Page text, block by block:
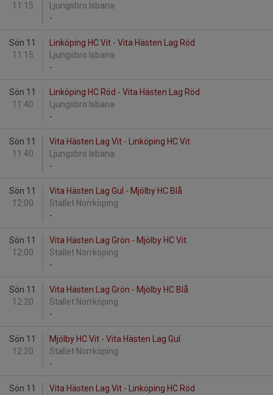
11:15
Ljungsbro Isbana
-
Sön 11
11:15
Linköping HC Vit - Vita Hästen Lag Röd
Ljungsbro Isbana
-
Sön 11
11:40
Linköping HC Röd - Vita Hästen Lag Röd
Ljungsbro Isbana
-
Sön 11
11:40
Vita Hästen Lag Vit - Linköping HC Vit
Ljungsbro Isbana
-
Sön 11
12:00
Vita Hästen Lag Gul - Mjölby HC Blå
Stallet Norrköping
-
Sön 11
12:00
Vita Hästen Lag Grön - Mjölby HC Vit
Stallet Norrköping
-
Sön 11
12:20
Vita Hästen Lag Grön - Mjölby HC Blå
Stallet Norrköping
-
Sön 11
12:20
Mjölby HC Vit - Vita Hästen Lag Gul
Stallet Norrköping
-
Sön 11
Vita Hästen Lag Vit - Linköping HC Röd